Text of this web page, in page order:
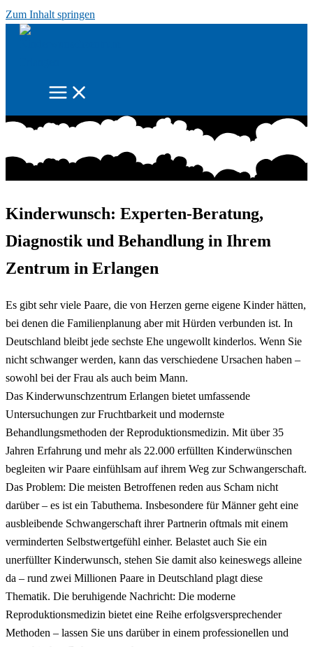
Zum Inhalt springen
Kinderwunsch: Experten-Beratung,
Diagnostik und Behandlung in Ihrem
Zentrum in Erlangen
Es gibt sehr viele Paare, die von Herzen gerne eigene Kinder hätten,
bei denen die Familienplanung aber mit Hürden verbunden ist. In
Deutschland bleibt jede sechste Ehe ungewollt kinderlos. Wenn Sie
nicht schwanger werden, kann das verschiedene Ursachen haben –
sowohl bei der Frau als auch beim Mann.
Das Kinderwunschzentrum Erlangen bietet umfassende
Untersuchungen zur Fruchtbarkeit und modernste
Behandlungsmethoden der Reproduktionsmedizin. Mit über 35
Jahren Erfahrung und mehr als 22.000 erfüllten Kinderwünschen
begleiten wir Paare einfühlsam auf ihrem Weg zur Schwangerschaft.
Das Problem: Die meisten Betroffenen reden aus Scham nicht
darüber – es ist ein Tabuthema. Insbesondere für Männer geht eine
ausbleibende Schwangerschaft ihrer Partnerin oftmals mit einem
verminderten Selbstwertgefühl einher. Belastet auch Sie ein
unerfüllter Kinderwunsch, stehen Sie damit also keineswegs alleine
da – rund zwei Millionen Paare in Deutschland plagt diese
Thematik. Die beruhigende Nachricht: Die moderne
Reproduktionsmedizin bietet eine Reihe erfolgsversprechender
Methoden – lassen Sie uns darüber in einem professionellen und